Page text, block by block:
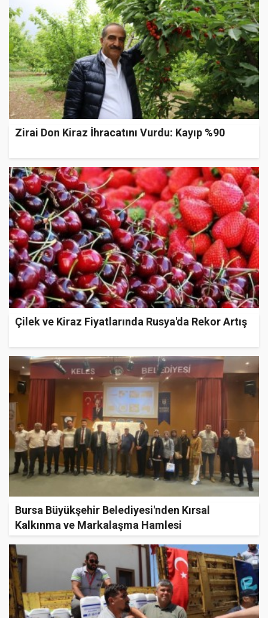
Zirai Don Kiraz İhracatını Vurdu: Kayıp %90
Çilek ve Kiraz Fiyatlarında Rusya'da Rekor Artış
Bursa Büyükşehir Belediyesi'nden Kırsal
Kalkınma ve Markalaşma Hamlesi